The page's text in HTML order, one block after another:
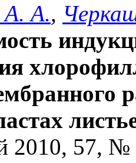
А. А.,
2010, 57, №